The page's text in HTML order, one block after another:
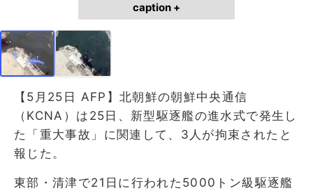
caption +
【5月25日 AFP】北朝鮮の朝鮮中央通信
（KCNA）は25日、新型駆逐艦の進水式で発生し
た「重大事故」に関連して、3人が拘束されたと
報じた。
東部・清津で21日に行われた5000トン級駆逐艦